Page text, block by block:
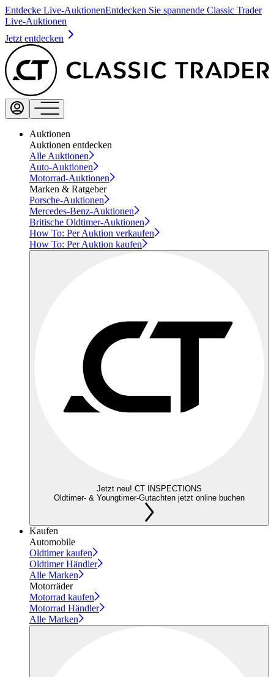
Entdecke Live-AuktionenEntdecken Sie spannende Classic Trader
Live-Auktionen
Jetzt entdecken
Auktionen
Auktionen entdecken
Alle Auktionen
Auto-Auktionen
Motorrad-Auktionen
Marken & Ratgeber
Porsche-Auktionen
Mercedes-Benz-Auktionen
Britische Oldtimer-Auktionen
How To: Per Auktion verkaufen
How To: Per Auktion kaufen
Jetzt neu! CT INSPECTIONS
Oldtimer- & Youngtimer-Gutachten jetzt online buchen
Kaufen
Automobile
Oldtimer kaufen
Oldtimer Händler
Alle Marken
Motorräder
Motorrad kaufen
Motorrad Händler
Alle Marken